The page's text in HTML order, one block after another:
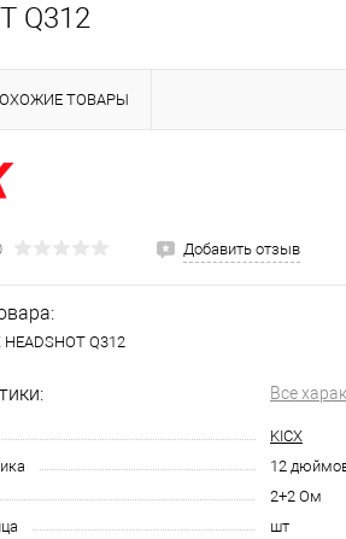
Q312
ТОВАРЫ
Добавить отзыв
Q312
Все
KICX
12
2+2 Ом
шт